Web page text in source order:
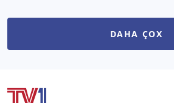
DAHA ÇOX